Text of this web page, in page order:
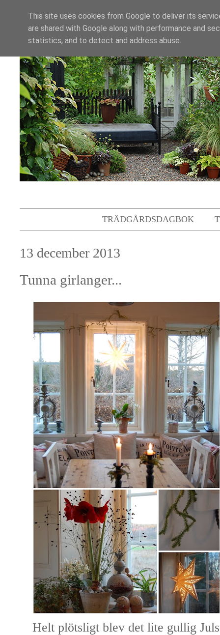
TRÄDGÅRDSDAGBOK
13 december 2013
Tunna girlanger...
Helt plötsligt blev det lite gullig
This site uses cookies from Google to deliver its
are shared with Google along with performance and
statistics, and to detect and address abuse.